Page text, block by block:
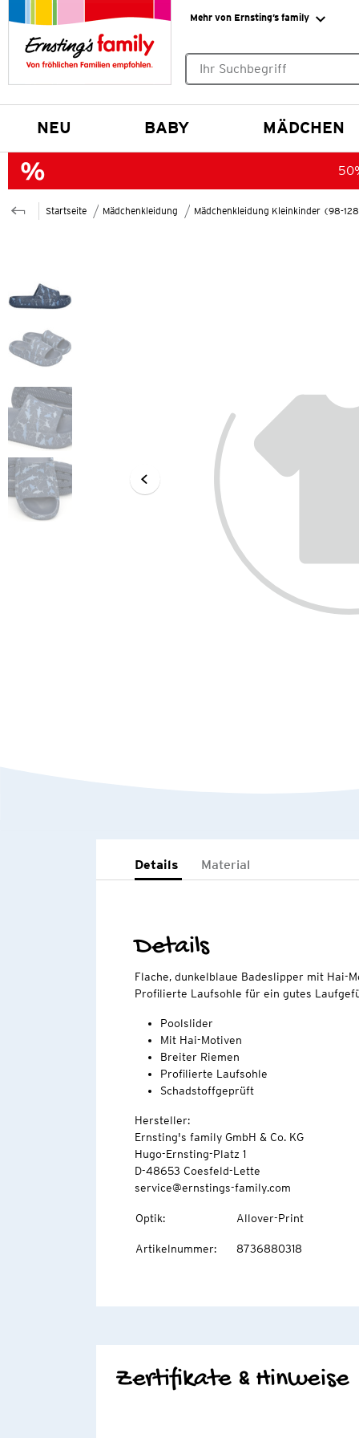
Mehr von Ernsting’s family
NEU BABY MÄDCHEN
Startseite Mädchenkleidung Mädchenkleidung Kleinkinder (98-
Details Material
Details
Flache, dunkelblaue Badeslipper mit Hai-
Profilierte Laufsohle für ein gutes
Poolslider
Mit Hai-Motiven
Breiter Riemen
Profilierte Laufsohle
Schadstoffgeprüft
Hersteller:
Ernsting's family GmbH & Co. KG
Hugo-Ernsting-Platz 1
D-48653 Coesfeld-Lette
service@ernstings-family.com
Optik: Allover-Print
Artikelnummer: 8736880318
Zertifikate & Hinweise